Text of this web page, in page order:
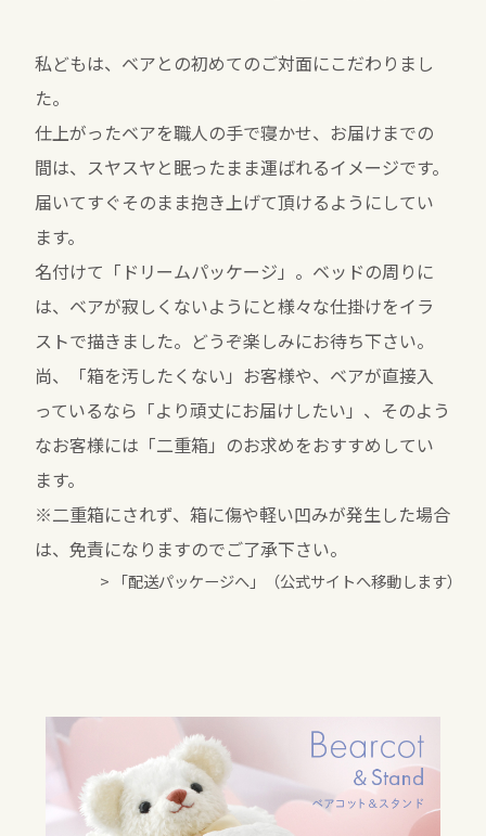
私どもは、ベアとの初めてのご対面にこだわりまし
た。
仕上がったベアを職人の手で寝かせ、お届けまでの
間は、スヤスヤと眠ったまま運ばれるイメージです。
届いてすぐそのまま抱き上げて頂けるようにしてい
ます。
名付けて「ドリームパッケージ」。ベッドの周りに
は、ベアが寂しくないようにと様々な仕掛けをイラ
ストで描きました。どうぞ楽しみにお待ち下さい。
尚、「箱を汚したくない」お客様や、ベアが直接入
っているなら「より頑丈にお届けしたい」、そのよう
なお客様には「二重箱」のお求めをおすすめしてい
ます。
※二重箱にされず、箱に傷や軽い凹みが発生した場合
は、免責になりますのでご了承下さい。
> 「配送パッケージへ」（公式サイトへ移動します）